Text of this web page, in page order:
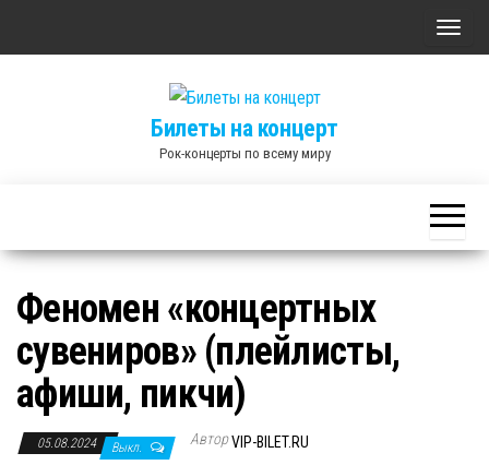
П
т
ь
Билеты на концерт
Рок-концерты по всему миру
Феномен «концертных
сувениров» (плейлисты,
афиши, пикчи)
05.08.2024 Выкл. АвторVIP-BILET.RU